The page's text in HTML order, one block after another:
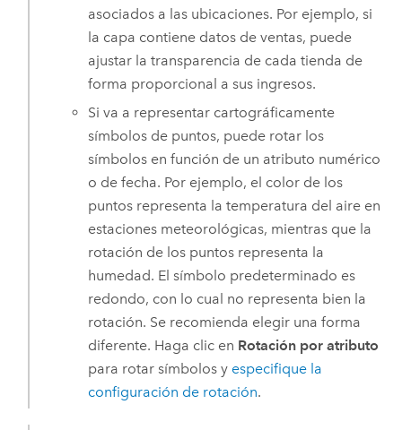
asociados a las ubicaciones. Por ejemplo, si
la capa contiene datos de ventas, puede
ajustar la transparencia de cada tienda de
forma proporcional a sus ingresos.
Si va a representar cartográficamente
símbolos de puntos, puede rotar los
símbolos en función de un atributo numérico
o de fecha. Por ejemplo, el color de los
puntos representa la temperatura del aire en
estaciones meteorológicas, mientras que la
rotación de los puntos representa la
humedad. El símbolo predeterminado es
redondo, con lo cual no representa bien la
rotación. Se recomienda elegir una forma
diferente. Haga clic en Rotación por atributo
para rotar símbolos y especifique la
configuración de rotación.